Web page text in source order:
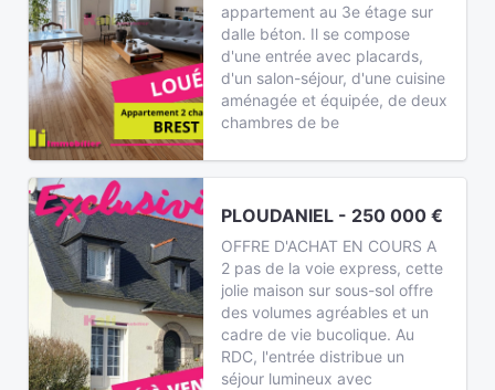
appartement au 3e étage sur
dalle béton. Il se compose
d'une entrée avec placards,
d'un salon-séjour, d'une cuisine
aménagée et équipée, de deux
chambres de be
PLOUDANIEL - 250 000 €
OFFRE D'ACHAT EN COURS A
2 pas de la voie express, cette
jolie maison sur sous-sol offre
des volumes agréables et un
cadre de vie bucolique. Au
RDC, l'entrée distribue un
séjour lumineux avec